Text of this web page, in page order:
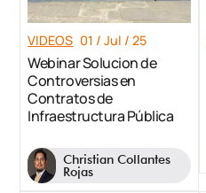
VIDEOS 01 / Jul / 25
Webinar Solucion de
Controversias en
Contratos de
Infraestructura Pública
Christian Collantes
Rojas